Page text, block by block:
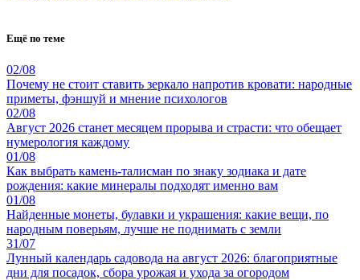
Ещё по теме
02/08
Почему не стоит ставить зеркало напротив кровати: народные
приметы, фэншуй и мнение психологов
02/08
Август 2026 станет месяцем прорыва и страсти: что обещает
нумерология каждому
01/08
Как выбрать камень-талисман по знаку зодиака и дате
рождения: какие минералы подходят именно вам
01/08
Найденные монеты, булавки и украшения: какие вещи, по
народным поверьям, лучше не поднимать с земли
31/07
Лунный календарь садовода на август 2026: благоприятные
дни для посадок, сбора урожая и ухода за огородом